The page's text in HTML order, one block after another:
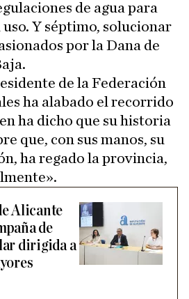
de agua para
Y séptimo, solucionar
por la Dana de
de la Federación
ha alabado el recorrido
ha dicho que su historia
que, con sus manos, su
ha regado la provincia,
Alicante
de
dirigida a